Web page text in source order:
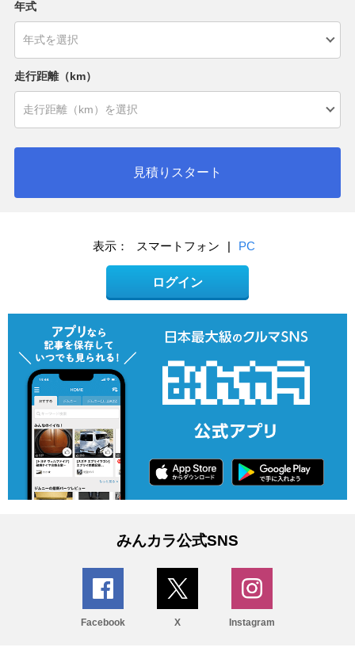
年式
走行距離（km）
見積りスタート
表示： スマートフォン | PC
ログイン
みんカラ公式SNS
Facebook X Instagram